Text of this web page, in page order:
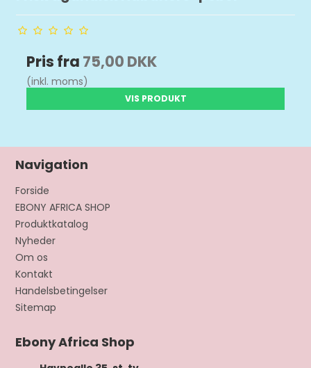
Pris fra 75,00 DKK
(inkl. moms)
VIS PRODUKT
Navigation
Forside
EBONY AFRICA SHOP
Produktkatalog
Nyheder
Om os
Kontakt
Handelsbetingelser
Sitemap
Ebony Africa Shop